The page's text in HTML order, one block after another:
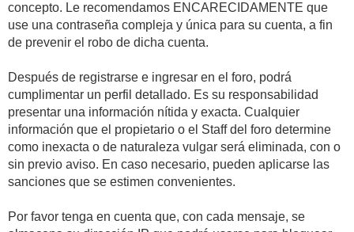
concepto. Le recomendamos ENCARECIDAMENTE que
use una contraseña compleja y única para su cuenta, a fin
de prevenir el robo de dicha cuenta.
Después de registrarse e ingresar en el foro, podrá
cumplimentar un perfil detallado. Es su responsabilidad
presentar una información nítida y exacta. Cualquier
información que el propietario o el Staff del foro determine
como inexacta o de naturaleza vulgar será eliminada, con o
sin previo aviso. En caso necesario, pueden aplicarse las
sanciones que se estimen convenientes.
Por favor tenga en cuenta que, con cada mensaje, se